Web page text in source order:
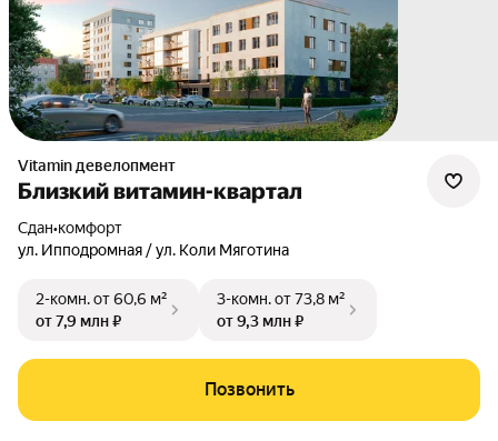
Vitamin девелопмент
Близкий витамин-квартал
Сдан•комфорт
ул. Ипподромная / ул. Коли Мяготина
2-комн.от 60,6 м²
от 7,9 млн ₽
3-комн.от 73,8 м²
от 9,3 млн ₽
Позвонить